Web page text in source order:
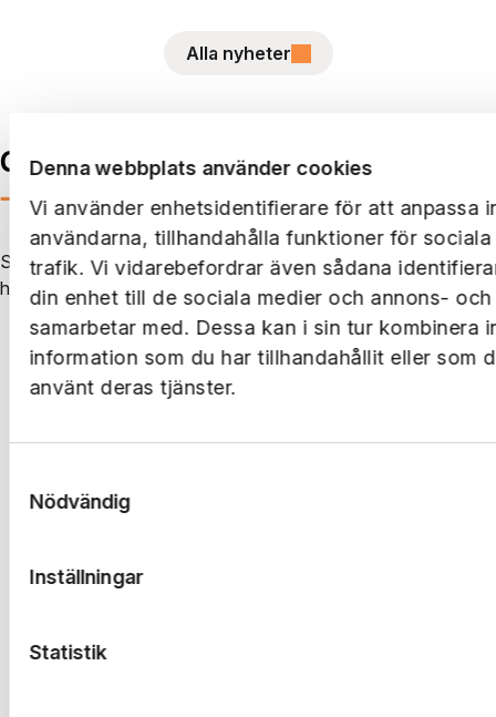
Denna webbplats använder cookies
Vi använder enhetsidentifierare för att anpassa
användarna, tillhandahålla funktioner för
trafik. Vi vidarebefordrar även sådana
din enhet till de sociala medier och annons-
samarbetar med. Dessa kan i sin tur kombinera
information som du har tillhandahållit eller som
använt deras tjänster.
Nödvändig
Inställningar
Statistik
Alla nyheter
Genvägen hem
—i mobilen
Skapa serviceärenden, ta emot information från oss som
hyresvärd och kommunicera med dina grannar.
Se vad du kan göra i boendeappen